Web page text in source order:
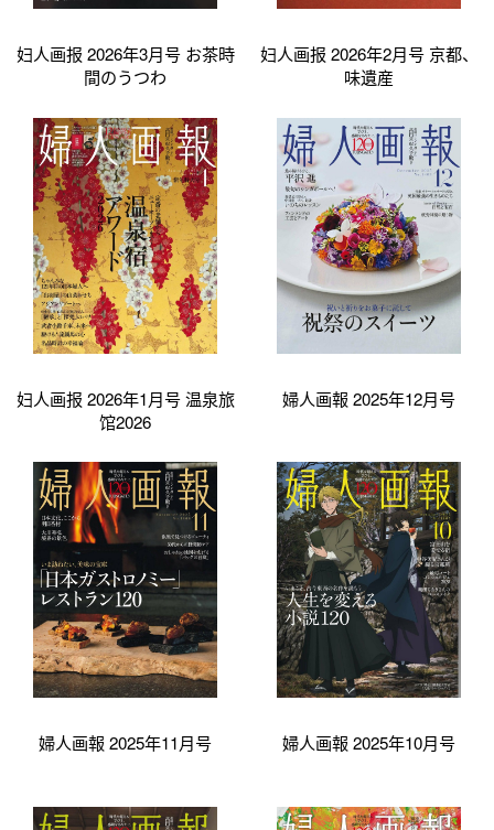
妇人画报 2026年3月号 お茶時
間のうつわ
妇人画报 2026年2月号 京都、
味遺産
妇人画报 2026年1月号 温泉旅
馆2026
婦人画報 2025年12月号
婦人画報 2025年11月号 婦人画報 2025年10月号